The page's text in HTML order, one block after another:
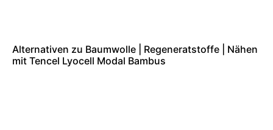
Alternativen zu Baumwolle | Regeneratstoffe | Nähen
mit Tencel Lyocell Modal Bambus